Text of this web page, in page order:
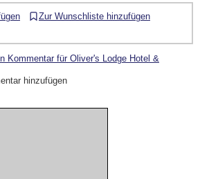
Zur Wunschliste hinzufügen
Kommentar für Oliver's Lodge Hotel &
hinzufügen